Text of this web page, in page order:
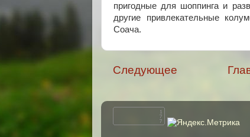
пригодные для шоппинга и
другие привлекательные
Соача.
Следующее